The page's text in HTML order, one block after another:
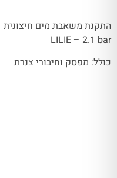
התקנת משאבת מים חיצונית
LILIE – 2.1 bar
כולל: מפסק וחיבורי צנרת